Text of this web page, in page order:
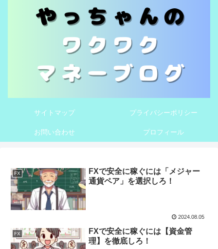
サイトマップ プライバシーポリシー
お問い合わせ プロフィール
FX
FXで安全に稼ぐには「メジャー
通貨ペア」を選択しろ！
2024.08.05
FX
FXで安全に稼ぐには【資金管
理】を徹底しろ！